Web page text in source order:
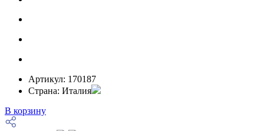
Артикул: 170187
Страна: Италия
В корзину